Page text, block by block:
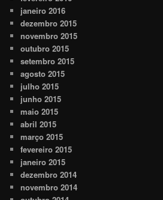
janeiro 2016
dezembro 2015
novembro 2015
outubro 2015
setembro 2015
agosto 2015
julho 2015
junho 2015
maio 2015
abril 2015
março 2015
fevereiro 2015
janeiro 2015
dezembro 2014
novembro 2014